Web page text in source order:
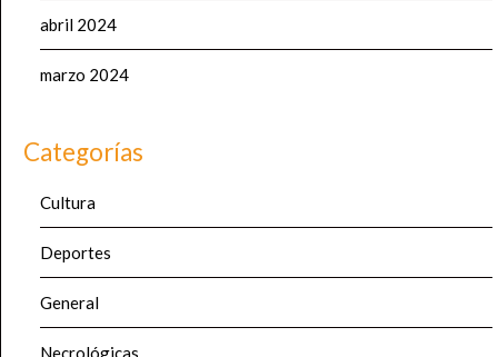
abril 2024
marzo 2024
Categorías
Cultura
Deportes
General
Necrológicas